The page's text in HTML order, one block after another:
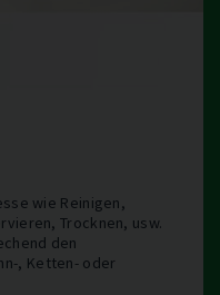
wie Reinigen,
Trocknen, usw.
den
, Ketten- oder